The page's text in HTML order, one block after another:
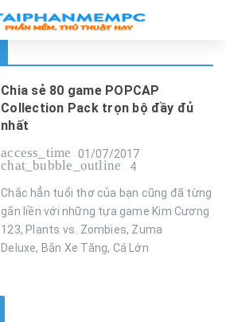
Chia sẻ 80 game POPCAP
Collection Pack trọn bộ đầy đủ
nhất
access_time
01/07/2017
chat_bubble_outline 4
Chắc hẳn tuổi thơ của bạn cũng đã từng
gắn liền với những tựa game Kim Cương
123, Plants vs. Zombies, Zuma
Deluxe, Bắn Xe Tăng, Cá Lớn